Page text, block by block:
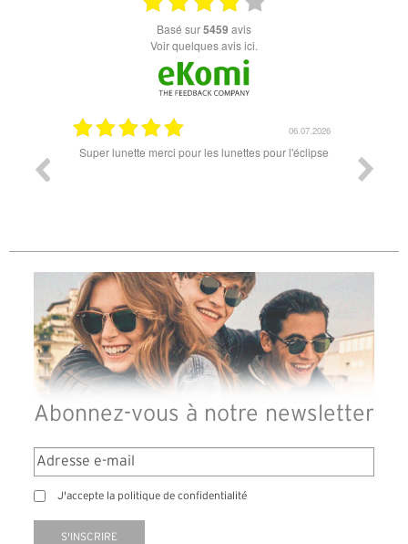
basé sur5459 avis
Voir quelques avis ici.
06.07.2026
Super lunette merci pour les lunettes pour l'éclipse
Abonnez-vous à notre newsletter
J'accepte la politique de confidentialité
S'INSCRIRE